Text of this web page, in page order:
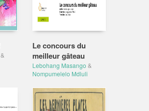
&
Le concours du
meilleur gâteau
Lebohang Masango &
Nompumelelo Mdluli